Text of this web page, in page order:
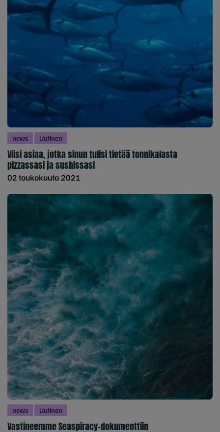
news Uutinen
Viisi asiaa, jotka sinun tulisi tietää tonnikalasta
pizzassasi ja sushissasi
02 toukokuuta 2021
news Uutinen
Vastineemme Seaspiracy-dokumenttiin